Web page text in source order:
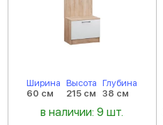
Ширина
60 см
Высота
215 см
Глубина
38 см
в наличии: 9 шт.